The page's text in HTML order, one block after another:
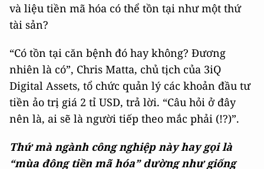
và liệu tiền mã hóa có thể tồn tại như một thứ
tài sản?
“Có tồn tại căn bệnh đó hay không? Đương
nhiên là có”, Chris Matta, chủ tịch của 3iQ
Digital Assets, tổ chức quản lý các khoản đầu tư
tiền ảo trị giá 2 tỉ USD, trả lời. “Câu hỏi ở đây
nên là, ai sẽ là người tiếp theo mắc phải (!?)”.
Thứ mà ngành công nghiệp này hay gọi là
“mùa đông tiền mã hóa” dường như giống